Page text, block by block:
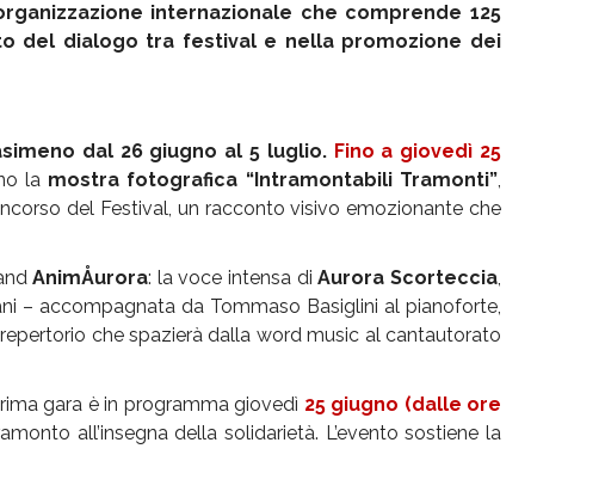
internazionale che comprende 125
del dialogo tra festival e nella promozione dei
dal 26 giugno al 5 luglio. Fino a giovedì 25
la mostra fotografica “Intramontabili Tramonti”,
del Festival, un racconto visivo emozionante che
AnimÅurora: la voce intensa diAurora Scorteccia,
– accompagnata da Tommaso Basiglini al pianoforte,
che spazierà dalla word music al cantautorato
gara è in programma giovedì 25 giugno (dalle ore
all’insegna della solidarietà. L’evento sostiene la